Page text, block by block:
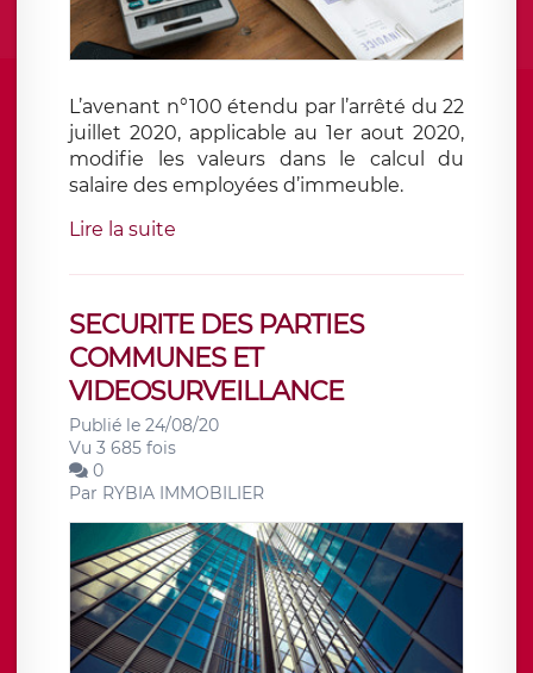
L’avenant n°100 étendu par l’arrêté du 22
juillet 2020, applicable au 1er aout 2020,
modifie les valeurs dans le calcul du
salaire des employées d’immeuble.
Lire la suite
SECURITE DES PARTIES
COMMUNES ET
VIDEOSURVEILLANCE
Publié le 24/08/20
Vu 3 685 fois
0
Par RYBIA IMMOBILIER